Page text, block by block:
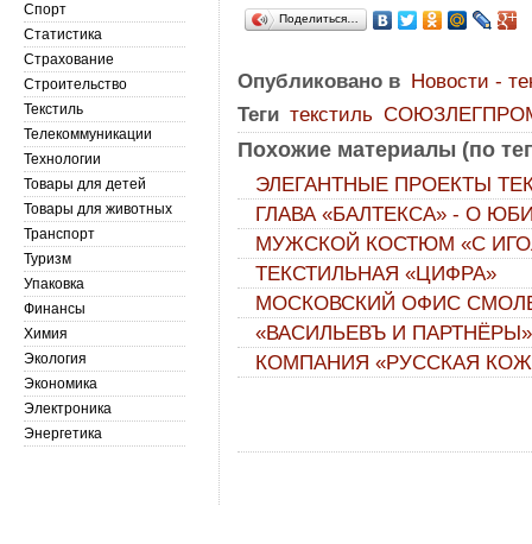
Поделиться…
Опубликовано в Новости -
Теги текстиль
Похожие материалы (по
ЭЛЕГАНТНЫЕ ПРОЕКТЫ
ГЛАВА «БАЛТЕКСА» - О
МУЖСКОЙ КОСТЮМ «С
ТЕКСТИЛЬНАЯ «ЦИФРА»
МОСКОВСКИЙ ОФИС
«ВАСИЛЬЕВЪ И
КОМПАНИЯ «РУССКАЯ
Спорт
Статистика
Страхование
Строительство
Текстиль
Телекоммуникации
Технологии
Товары для детей
Товары для животных
Транспорт
Туризм
Упаковка
Финансы
Химия
Экология
Экономика
Электроника
Энергетика